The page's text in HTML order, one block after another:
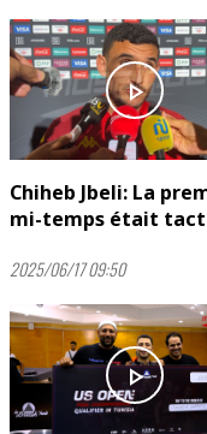
play_arrow
Chiheb Jbeli: La
mi-temps était
2025/06/17 09:50
play_arrow